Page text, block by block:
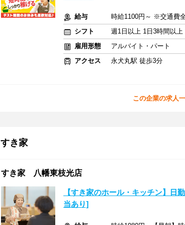
給与
時給1100円～ ※交通費
シフト
週1日以上 1日3時間以
雇用形態
アルバイト・パート
アクセス
永犬丸駅 徒歩3分
この企業の求人
すき家
すき家 八幡東枝光店
【すき家のホール・キッチン】
当あり]